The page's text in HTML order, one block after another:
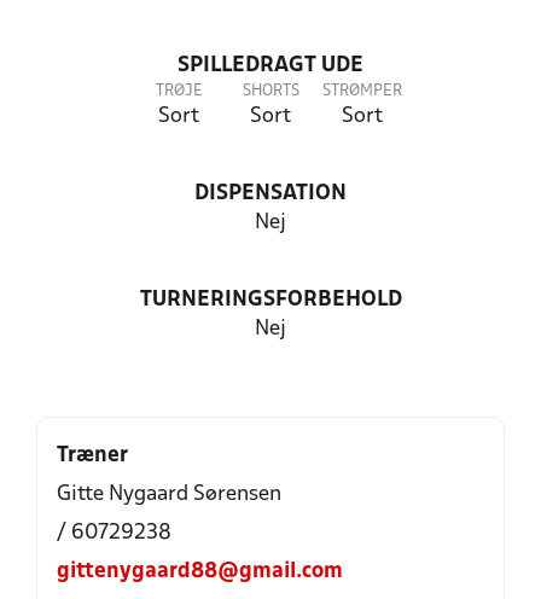
SPILLEDRAGT UDE
TRØJE
Sort
SHORTS
Sort
STRØMPER
Sort
DISPENSATION
Nej
TURNERINGSFORBEHOLD
Nej
Træner
Gitte Nygaard Sørensen
/ 60729238
gittenygaard88@gmail.com